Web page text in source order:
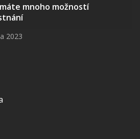
máte mnoho možností
2023